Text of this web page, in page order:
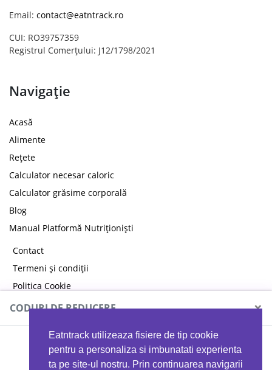
Eatntrack utilizeaza fisiere de tip cookie
pentru a personaliza si imbunatati experienta
ta pe site-ul nostru. Prin continuarea navigarii
Email: contact@eatntrack.ro
CUI: RO39757359
Registrul Comerțului: J12/1798/2021
Navigație
Acasă
Alimente
Rețete
Calculator necesar caloric
Calculator grăsime corporală
Blog
Manual Platformă Nutriționiști
Contact
Termeni și condiții
Politica Cookie
Politica de confidențialitate
CODURI DE REDUCERE ×
MYPROTEIN